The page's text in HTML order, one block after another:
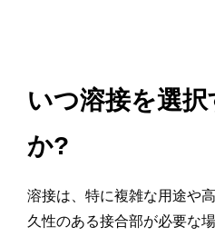
いつ溶接を選
か?
溶接は、特に複雑な用途や
久性のある接合部が必要な